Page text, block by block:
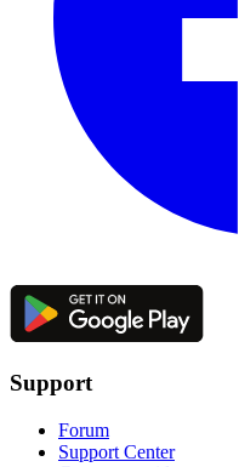
Support
Forum
Support Center